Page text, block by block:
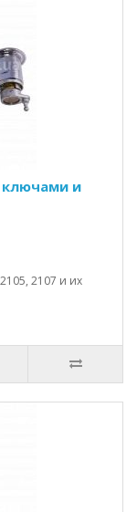
ключами и
2107 и их